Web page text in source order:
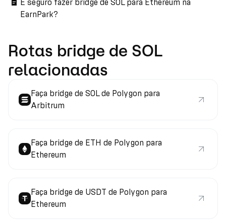
É seguro fazer bridge de SOL para Ethereum na
EarnPark?
Rotas bridge de SOL
relacionadas
Faça bridge de SOL de Polygon para
Arbitrum
Faça bridge de ETH de Polygon para
Ethereum
Faça bridge de USDT de Polygon para
Ethereum